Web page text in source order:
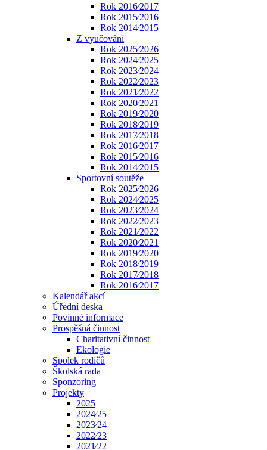
Rok 2016⁄2017
Rok 2015⁄2016
Rok 2014⁄2015
Z vyučování
Rok 2025⁄2026
Rok 2024⁄2025
Rok 2023⁄2024
Rok 2022⁄2023
Rok 2021⁄2022
Rok 2020⁄2021
Rok 2019⁄2020
Rok 2018⁄2019
Rok 2017⁄2018
Rok 2016⁄2017
Rok 2015⁄2016
Rok 2014⁄2015
Sportovní soutěže
Rok 2025⁄2026
Rok 2024⁄2025
Rok 2023⁄2024
Rok 2022⁄2023
Rok 2021⁄2022
Rok 2020⁄2021
Rok 2019⁄2020
Rok 2018⁄2019
Rok 2017⁄2018
Rok 2016⁄2017
Kalendář akcí
Úřední deska
Povinné informace
Prospěšná činnost
Charitativní činnost
Ekologie
Spolek rodičů
Školská rada
Sponzoring
Projekty
2025
2024⁄25
2023⁄24
2022⁄23
2021⁄22